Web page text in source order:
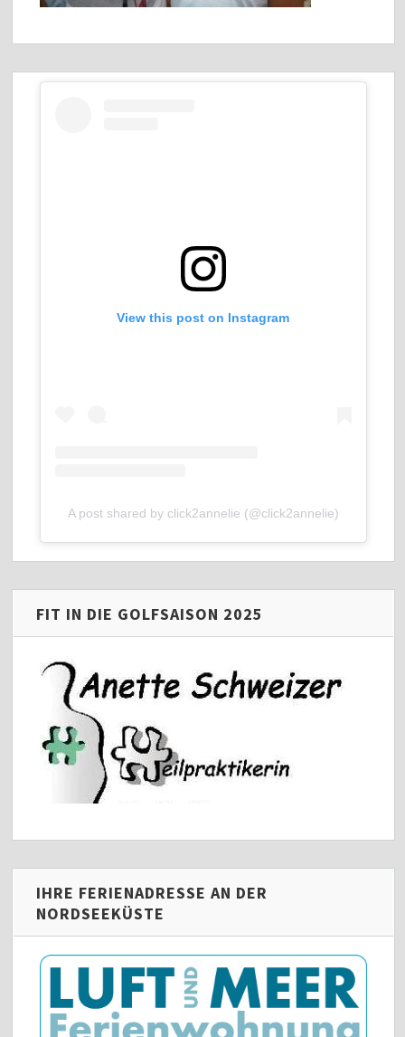
View this post on Instagram
A post shared by click2annelie (@click2annelie)
FIT IN DIE GOLFSAISON 2025
IHRE FERIENADRESSE AN DER
NORDSEEKÜSTE